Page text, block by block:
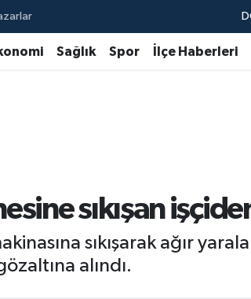
Sağlık Spor İlçe Haberleri
sıkışan
sıkışarak ağır
alındı.